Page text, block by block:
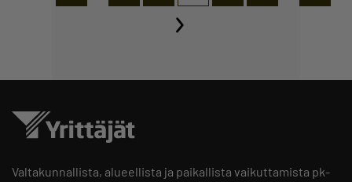
Valtakunnallista, alueellista ja paikallista vaikuttamista pk-